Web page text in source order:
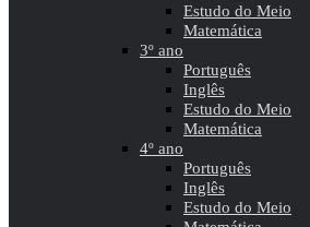
Estudo do Meio
Matemática
3º ano
Português
Inglês
Estudo do Meio
Matemática
4º ano
Português
Inglês
Estudo do Meio